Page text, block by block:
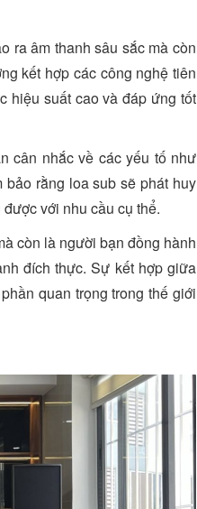
ra âm thanh sâu sắc mà còn
kết hợp các công nghệ tiên
hiệu suất cao và đáp ứng tốt
cân nhắc về các yếu tố như
rằng loa sub sẽ phát huy
với nhu cầu cụ thể.
còn là người bạn đồng hành
đích thực. Sự kết hợp giữa
quan trọng trong thế giới